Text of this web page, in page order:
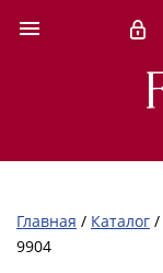
Главная / Каталог /
9904